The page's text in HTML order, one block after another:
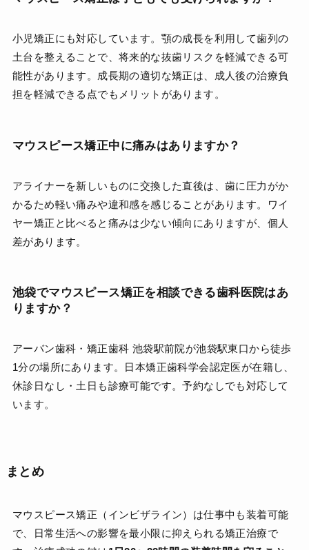
小児矯正にも対応しています。顎の成長を利用して歯列の
土台を整えることで、将来的な抜歯リスクを軽減できる可
能性があります。成長期の適切な矯正は、成人後の治療負
担を軽減できる点でもメリットがあります。
マウスピース矯正中に痛みはありますか？
アライナーを新しいものに交換した直後は、歯に圧力がか
かるため軽い痛みや違和感を感じることがあります。ワイ
ヤー矯正と比べると痛みは少ない傾向にありますが、個人
差があります。
池袋でマウスピース矯正を相談できる歯科医院はあ
りますか？
アーバン歯科・矯正歯科 池袋駅前院が池袋駅東口から徒歩
1分の場所にあります。日本矯正歯科学会認定医が在籍し、
休診日なし・土日も診療可能です。予約なしでも対応して
います。
まとめ
マウスピース矯正（インビザライン）は仕事中も装着可能
で、日常生活への影響を最小限に抑えられる矯正治療で